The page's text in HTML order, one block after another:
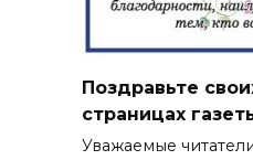
Поздравьте
страницах
Уважаемые